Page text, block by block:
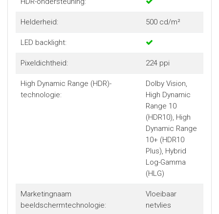
Helderheid: 500 cd/m²
LED backlight:
Pixeldichtheid: 224 ppi
High Dynamic Range (HDR)-
technologie:
Dolby Vision,
High Dynamic
Range 10
(HDR10), High
Dynamic Range
10+ (HDR10
Plus), Hybrid
Log-Gamma
(HLG)
Marketingnaam
beeldschermtechnologie:
Vloeibaar
netvlies